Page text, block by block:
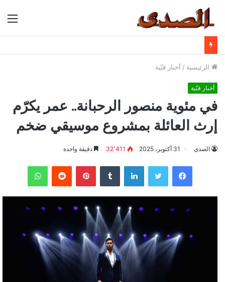
الرئيسية / أخبار فنّية
أخبار فنّية
في مئوية منصور الرحبانة.. عمر يكرّم
إرث العائلة بمشروع موسيقي ضخم
الصدى 31 أكتوبر، 2025 32٬411 دقيقة واحدة
فيسبوك تويتر لينكدإن بينتيريست واتساب